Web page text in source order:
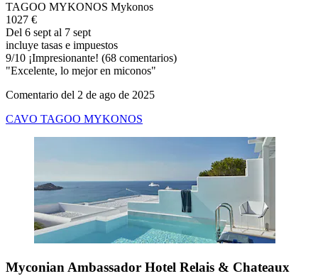
TAGOO MYKONOS Mykonos
1027 €
Del 6 sept al 7 sept
incluye tasas e impuestos
9/10 ¡Impresionante! (68 comentarios)
"Excelente, lo mejor en miconos"
Comentario del 2 de ago de 2025
CAVO TAGOO MYKONOS
Myconian Ambassador Hotel Relais & Chateaux